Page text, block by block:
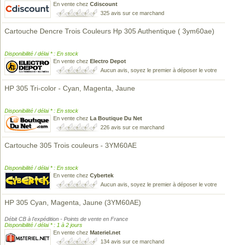
En vente chez Cdiscount
325 avis sur ce marchand
Cartouche Dencre Trois Couleurs Hp 305 Authentique ( 3ym60ae)
Disponibilité / délai * : En stock
En vente chez Electro Depot
Aucun avis, soyez le premier à déposer le votre
HP 305 Tri-color - Cyan, Magenta, Jaune
Disponibilité / délai * : En stock
En vente chez La Boutique Du Net
226 avis sur ce marchand
Cartouche 305 Trois couleurs - 3YM60AE
Disponibilité / délai * : En stock
En vente chez Cybertek
Aucun avis, soyez le premier à déposer le votre
HP 305 Cyan, Magenta, Jaune (3YM60AE)
Débit CB à l'expédition - Points de vente en France
Disponibilité / délai * : 1 à 2 jours
En vente chez Materiel.net
134 avis sur ce marchand